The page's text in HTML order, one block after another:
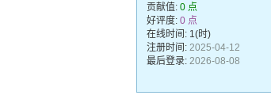
贡献值: 0 点
好评度: 0 点
在线时间: 1(时)
注册时间: 2025-04-12
最后登录: 2026-08-08